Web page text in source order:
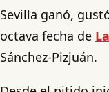
Sevilla ganó,
octava fecha de
Sánchez-Pizjuán.